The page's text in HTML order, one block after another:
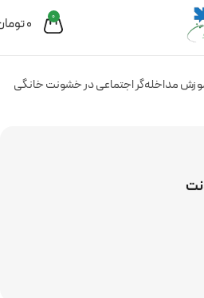
0
0
مداخله‌گر اجتماعی در خشونت خانگی